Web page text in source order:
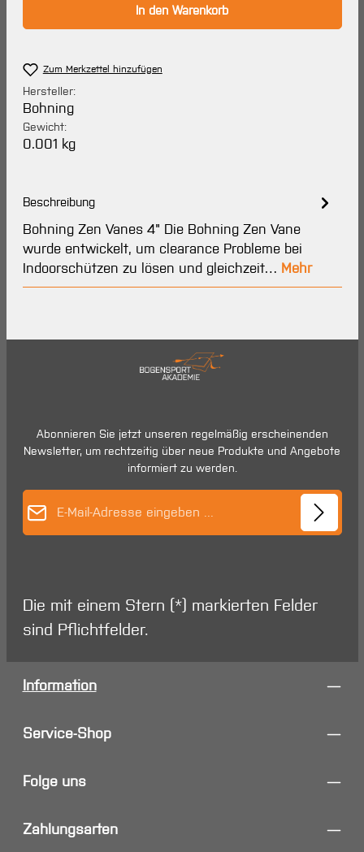
In den Warenkorb
Zum Merkzettel hinzufügen
Hersteller:
Bohning
Gewicht:
0.001 kg
Beschreibung
Bohning Zen Vanes 4" Die Bohning Zen Vane
wurde entwickelt, um clearance Probleme bei
Indoorschützen zu lösen und gleichzeit… Mehr
Abonnieren Sie jetzt unseren regelmäßig erscheinenden
Newsletter, um rechtzeitig über neue Produkte und Angebote
informiert zu werden.
Die mit einem Stern (*) markierten Felder
sind Pflichtfelder.
Information
Service-Shop
Folge uns
Zahlungsarten